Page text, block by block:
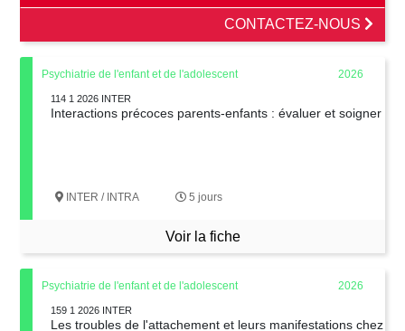
CONTACTEZ-NOUS
Psychiatrie de l'enfant et de l'adolescent 2026
114 1 2026 INTER
Interactions précoces parents-enfants : évaluer et soigner
INTER / INTRA 5 jours
Voir la fiche
Psychiatrie de l'enfant et de l'adolescent 2026
159 1 2026 INTER
Les troubles de l'attachement et leurs manifestations chez